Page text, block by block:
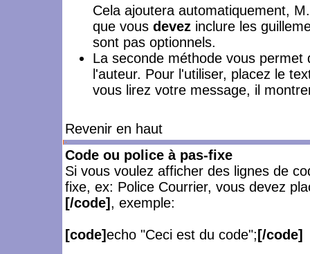
Cela ajoutera automatiquement,
que vous devez inclure les
sont pas optionnels.
La seconde méthode vous
l'auteur. Pour l'utiliser, placez le
vous lirez votre message, il
Revenir en haut
Code ou police à pas-fixe
Si vous voulez afficher des lignes de
fixe, ex: Police Courrier, vous devez
[/code] , exemple:
[code]echo "Ceci est du code"; [/code]